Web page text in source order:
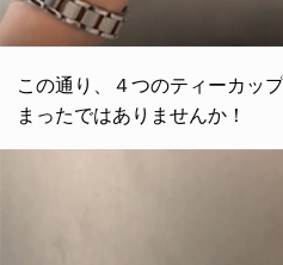
この通り、４つのティーカッ
まったではありませんか！